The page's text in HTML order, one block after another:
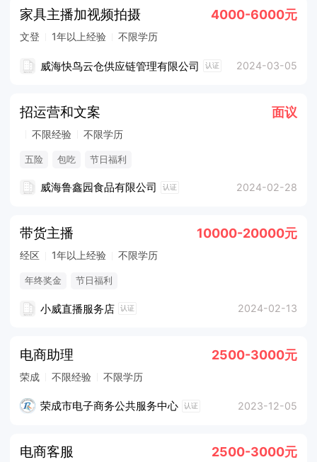
家具主播加视频拍摄 4000-6000元
文登 1年以上经验 不限学历
威海快鸟云仓供应链管理有限公司 认证 2024-03-05
招运营和文案 面议
不限经验 不限学历
五险 包吃 节日福利
威海鲁鑫园食品有限公司 认证 2024-02-28
带货主播 10000-20000元
经区 1年以上经验 不限学历
年终奖金 节日福利
小威直播服务店 认证 2024-02-13
电商助理 2500-3000元
荣成 不限经验 不限学历
荣成市电子商务公共服务中心 认证 2023-12-05
电商客服 2500-3000元